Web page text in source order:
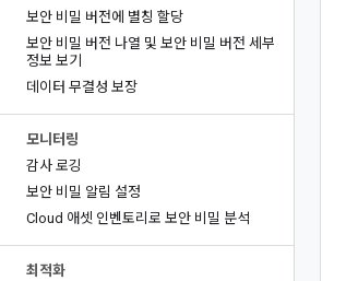
보안 비밀 버전에 별칭 할당
보안 비밀 버전 나열 및 보안 비밀 버전 세부
정보 보기
데이터 무결성 보장
모니터링
감사 로깅
보안 비밀 알림 설정
Cloud 애셋 인벤토리로 보안 비밀 분석
최적화